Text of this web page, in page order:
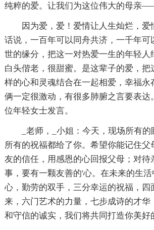
纯粹的爱。让我们为这位伟大的母亲
因为爱，爱！爱情让人生灿烂，爱
话说，一百年可以同舟共济，一千年可
世的缘分，把这一对热爱一生的年轻人
白头偕老，很甜蜜。是这辈子的爱，把
样的心和灵魂结合在一起相爱，幸福永
俩一定很激动，有很多肺腑之言要表达
位年轻女士发言。
_老师，_小姐：今天，现场所有的
所有的祝福都给了你。希望你能记住父
友的信任，用感恩的心回报父母；对待
事，要有一颗友善的'心。在未来的生
心，勤劳的双手，三分幸运的祝福，四
来，六门艺术的力量，七步成诗的才华
和守信的诚实，我们将共同打造你美好